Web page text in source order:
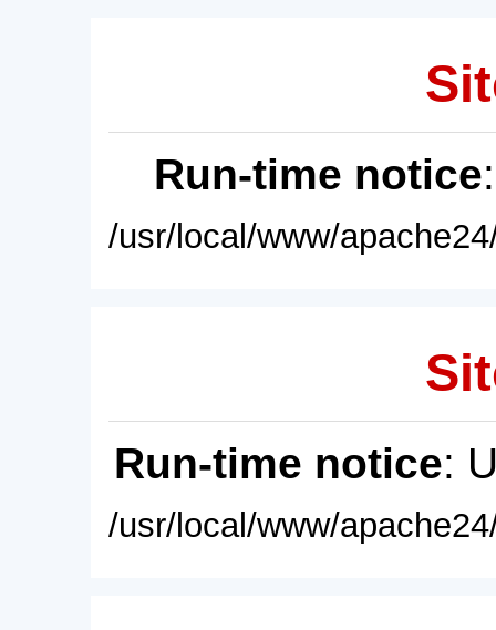
Run-time notice
/usr/local/www/
Run-time notice:
/usr/local/www/